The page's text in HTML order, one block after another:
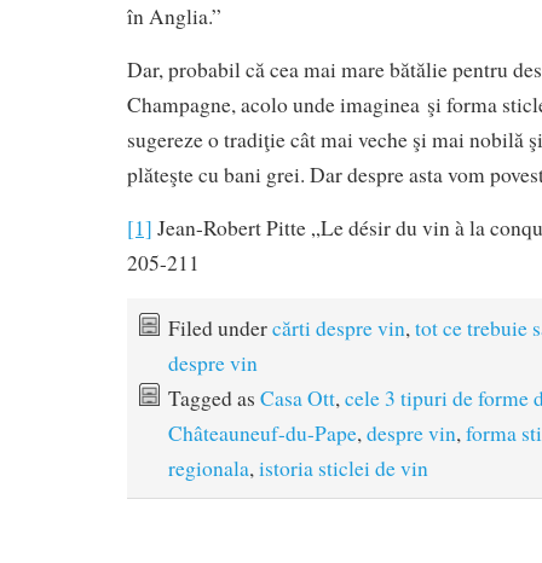
în Anglia.”
Dar, probabil că cea mai mare bătălie pentru
Champagne, acolo unde imaginea şi forma
sugereze o tradiţie cât mai veche şi mai nobilă
plăteşte cu bani grei. Dar despre asta vom
[1] Jean-Robert Pitte „Le désir du vin à la
205-211
Filed undercărti despre vin,tot ce trebuie
despre vin
Tagged as Casa Ott,cele 3 tipuri de forme
Châteauneuf-du-Pape,despre vin,forma
regionala,istoria sticlei de vin